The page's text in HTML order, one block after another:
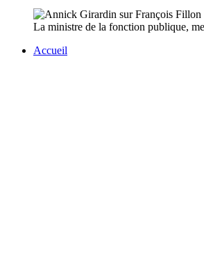
La ministre de la fonction publique,
Accueil